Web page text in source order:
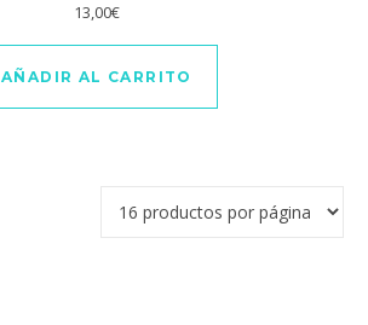
13,00€
AÑADIR AL CARRITO